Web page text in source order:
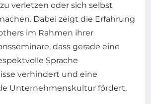
verletzen oder sich selbst
Dabei zeigt die Erfahrung
im Rahmen ihrer
dass gerade eine
Sprache
verhindert und eine
Unternehmenskultur fördert.